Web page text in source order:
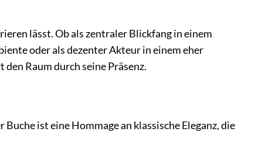
lässt. Ob als zentraler Blickfang in einem
oder als dezenter Akteur in einem eher
Raum durch seine Präsenz.
ist eine Hommage an klassische Eleganz, die